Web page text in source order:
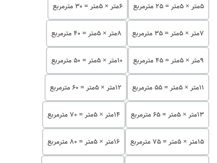
۵متر × 5متر = 25 مترمربع ۶متر × 5متر = 30 مترمربع
۷متر × 5متر = 35 مترمربع ۸متر × 5متر = 40 مترمربع
۹متر × 5متر = 45 مترمربع ۱۰متر × 5متر = 50 مترمربع
۱۱متر × 5متر = 55 مترمربع ۱۲متر × 5متر = 60 مترمربع
۱۳متر × 5متر = 65 مترمربع ۱۴متر × 5متر = 70 مترمربع
۱۵متر × 5متر = 75 مترمربع ۱۶متر × 5متر = 80 مترمربع